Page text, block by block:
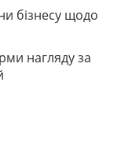
бізнесу щодо
нагляду за